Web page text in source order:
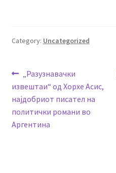
Category: Uncategorized
Навигација
на
напис
Previous
post:
„Разузнавачки
извештаи“ од Хорхе Асис,
најдобриот писател на
политички романи во
Аргентина